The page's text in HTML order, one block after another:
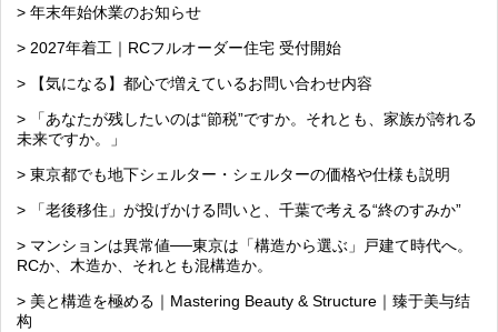
> 年末年始休業のお知らせ
> 2027年着工｜RCフルオーダー住宅 受付開始
> 【気になる】都心で増えているお問い合わせ内容
> 「あなたが残したいのは“節税”ですか。それとも、家族が誇れる
未来ですか。」
> 東京都でも地下シェルター・シェルターの価格や仕様も説明
> 「老後移住」が投げかける問いと、千葉で考える“終のすみか”
> マンションは異常値──東京は「構造から選ぶ」戸建て時代へ。
RCか、木造か、それとも混構造か。
> 美と構造を極める｜Mastering Beauty & Structure｜臻于美与结
构